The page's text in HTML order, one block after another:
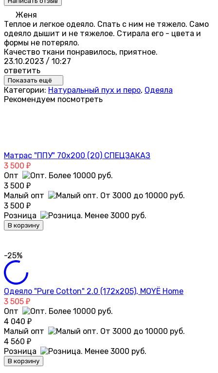
Женя
Теплое и легкое одеяло. Спать с ним не тяжело. Само
одеяло дышит и не тяжелое. Стирала его - цвета и
формы не потеряло.
Качество ткани понравилось, приятное.
23.10.2023 / 10:27
ответить
Показать ещё
Категории: Натуральный пух и перо, Одеяла
Рекомендуем посмотреть
Матрас "ППУ" 70х200 (20) СПЕЦЗАКАЗ
3 500 ₽
Опт
3 500 ₽
Малый опт
3 500 ₽
Розница
В корзину
-25%
Одеяло "Pure Cotton" 2.0 (172х205), MOYЁ Home
3 505 ₽
Опт
4 040 ₽
Малый опт
4 560 ₽
Розница
В корзину